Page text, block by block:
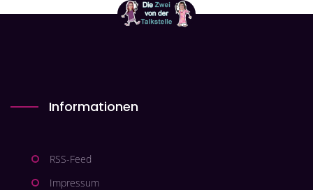
Informationen
RSS-Feed
Impressum